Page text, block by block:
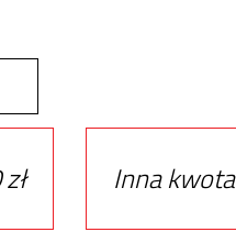
Inna kwota